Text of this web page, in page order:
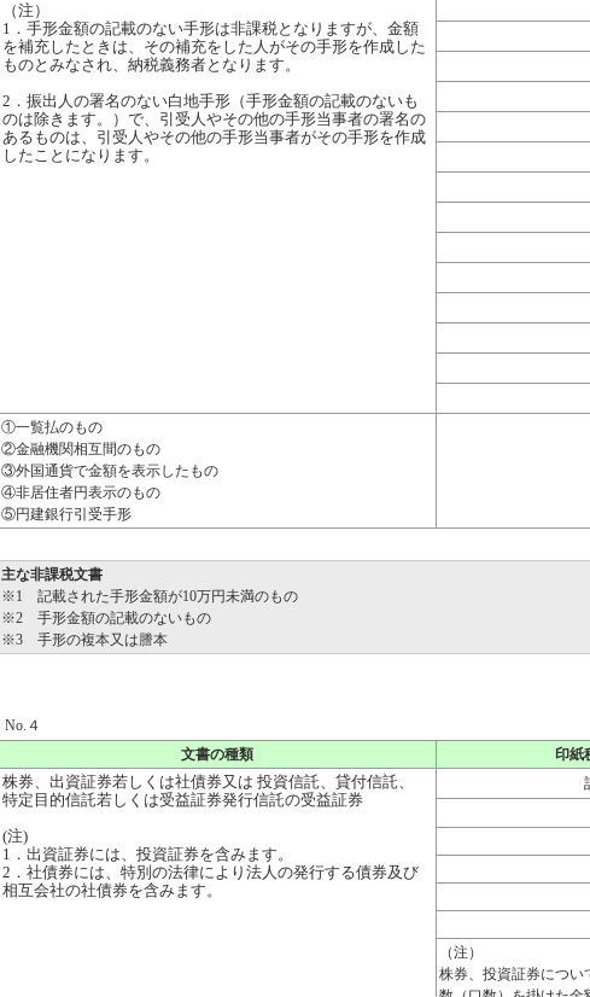
（注）
1．手形金額の記載のない手形は非課税となりますが、金額
を補充したときは、その補充をした人がその手形を作成した
ものとみなされ、納税義務者となります。
2．振出人の署名のない白地手形（手形金額の記載のないも
のは除きます。）で、引受人やその他の手形当事者の署名の
あるものは、引受人やその他の手形当事者がその手形を作成
したことになります。
①一覧払のもの
②金融機関相互間のもの
③外国通貨で金額を表示したもの
④非居住者円表示のもの
⑤円建銀行引受手形
主な非課税文書
※1 記載された手形金額が10万円未満のもの
※2 手形金額の記載のないもの
※3 手形の複本又は謄本
No.４
文書の種類
印紙
株券、出資証券若しくは社債券又は 投資信託、貸付信託、
特定目的信託若しくは受益証券発行信託の受益証券
(注)
1．出資証券には、投資証券を含みます。
2．社債券には、特別の法律により法人の発行する債券及び
相互会社の社債券を含みます。
（注）
株券、投資証券につい